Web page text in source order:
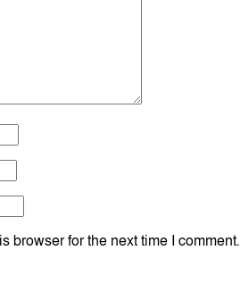
browser for the next time I comment.